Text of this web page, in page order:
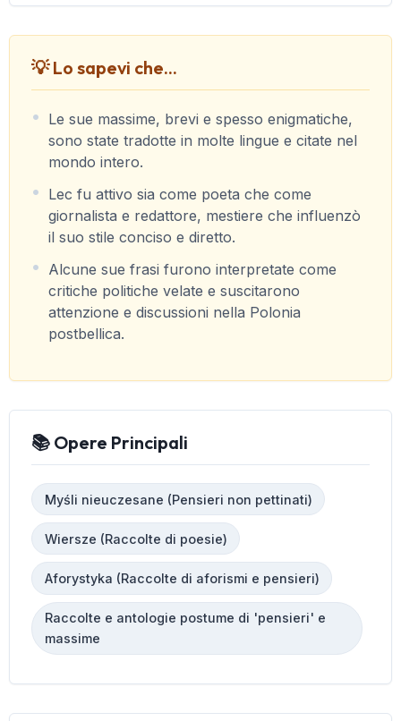
💡 Lo sapevi che...
Le sue massime, brevi e spesso enigmatiche,
sono state tradotte in molte lingue e citate nel
mondo intero.
Lec fu attivo sia come poeta che come
giornalista e redattore, mestiere che influenzò
il suo stile conciso e diretto.
Alcune sue frasi furono interpretate come
critiche politiche velate e suscitarono
attenzione e discussioni nella Polonia
postbellica.
📚 Opere Principali
Myśli nieuczesane (Pensieri non pettinati)
Wiersze (Raccolte di poesie)
Aforystyka (Raccolte di aforismi e pensieri)
Raccolte e antologie postume di 'pensieri' e
massime